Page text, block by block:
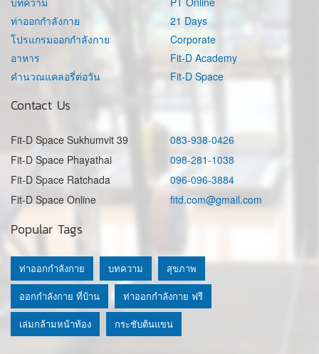
ท่าออกกำลังกาย
โปรแกรมออกกำลังกาย
อาหาร
คำนวณแคลอรี่ต่อวัน
21 Days
Corporate
Fit-D Academy
Fit-D Space
Contact Us
Fit-D Space Sukhumvit 39
083-938-0426
Fit-D Space Phayathai
098-281-1038
Fit-D Space Ratchada
096-096-3884
Fit-D Space Online
fitd.com@gmail.com
Popular Tags
ท่าออกกำลังกาย บทความ สุขภาพ
ออกกำลังกาย ที่บ้าน ท่าออกกำลังกาย ฟรี
เล่มกล้ามหน้าท้อง กระชับต้นแขน